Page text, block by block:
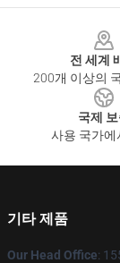
전 세계
200개 이상의
국제
사용 국가에
기타 제품
Our Head Office: